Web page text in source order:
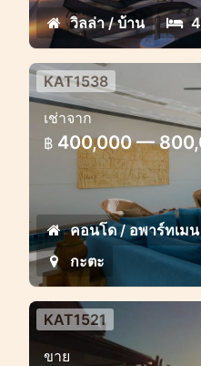
วิลล่า / บ้าน
เพนท์เฮาส์หรู 3 ห้
ว่ายน้ำ
เพนท์เฮาส์หรูพร้อมวิว
KAT1538
เช่าจาก
฿ 400,000 —
คอนโด / อพาร์ทเมน
กะตะ
ซีวิววิลล่าในกะตะ
KAT1521
ขาย